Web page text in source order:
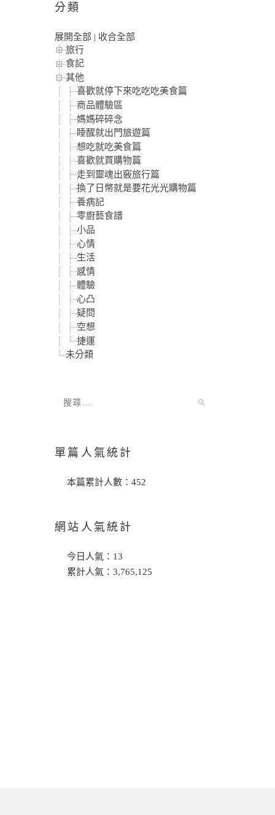
分類
展開全部 | 收合全部
旅行
食記
其他
喜歡就停下來吃吃吃美食篇
商品體驗區
媽媽碎碎念
睡醒就出門旅遊篇
想吃就吃美食篇
喜歡就買購物篇
走到靈魂出竅旅行篇
換了日幣就是要花光光購物篇
養病記
零廚藝食譜
小品
心情
生活
感情
體驗
心凸
疑問
空想
捷運
未分類
單篇人氣統計
本篇累計人數： 452
網站人氣統計
今日人氣： 13
累計人氣： 3,765,125